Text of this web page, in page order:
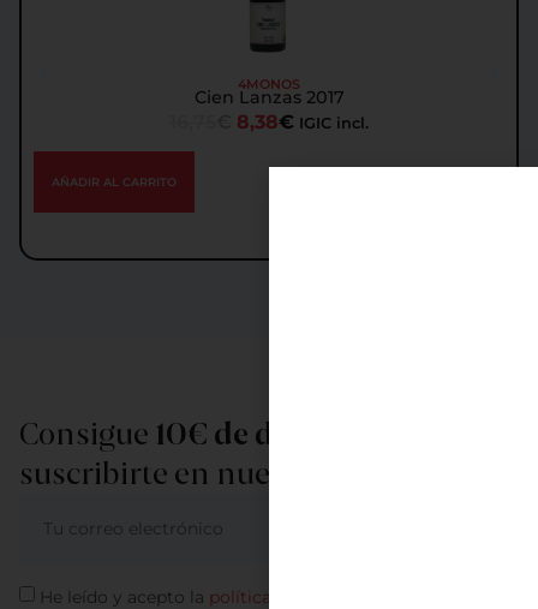
4MONOS
Cien Lanzas 2017
8,38€ IGIC incl.
AÑADIR AL CARRITO
Consigue 10€ de descuento
suscribirte en nuestra newsletter
He leído y acepto la política de privacidad